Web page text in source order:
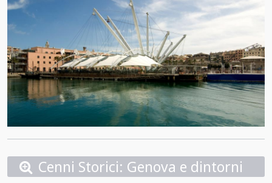
Cenni Storici: Genova e dintorni